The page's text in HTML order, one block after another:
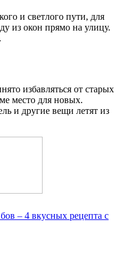
и светлого пути, для
из окон прямо на улицу.
избавляться от старых
место для новых.
и другие вещи летят из
– 4 вкусных рецепта с